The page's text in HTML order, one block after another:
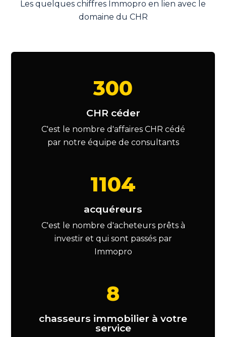
Les quelques chiffres Immopro en lien avec le
domaine du CHR
300
CHR céder
C'est le nombre d'affaires CHR cédé
par notre équipe de consultants
1104
acquéreurs
C'est le nombre d'acheteurs prêts à
investir et qui sont passés par
Immopro
8
chasseurs immobilier à votre
service